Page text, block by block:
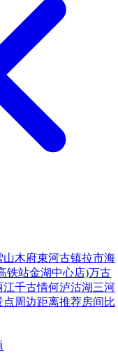
山木府束河古镇拉市海
铁站金湖中心店)万古
江千古情何泸沽湖三河
点周边距离推荐房间 比